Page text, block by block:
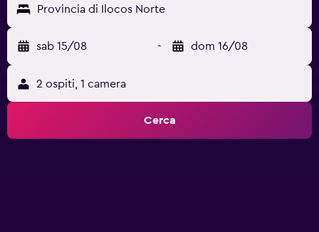
Provincia di Ilocos Norte
sab 15/08 - dom 16/08
2 ospiti, 1 camera
Cerca